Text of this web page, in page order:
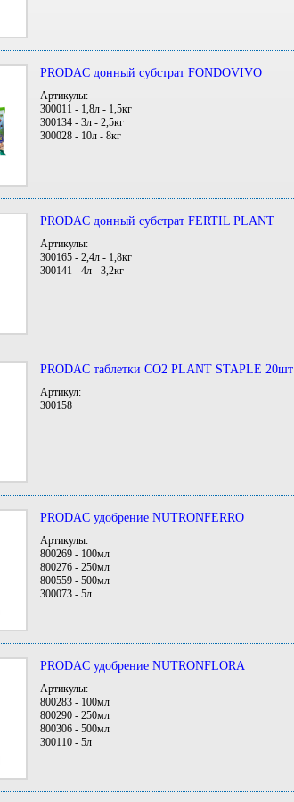
PRODAC донный субстрат FONDOVIVO
Артикулы:
300011 - 1,8л - 1,5кг
300134 - 3л - 2,5кг
300028 - 10л - 8кг
PRODAC донный субстрат FERTIL PLANT
Артикулы:
300165 - 2,4л - 1,8кг
300141 - 4л - 3,2кг
PRODAC таблетки CO2 PLANT STAPLE 20шт
Артикул:
300158
PRODAC удобрение NUTRONFERRO
Артикулы:
800269 - 100мл
800276 - 250мл
800559 - 500мл
300073 - 5л
PRODAC удобрение NUTRONFLORA
Артикулы:
800283 - 100мл
800290 - 250мл
800306 - 500мл
300110 - 5л